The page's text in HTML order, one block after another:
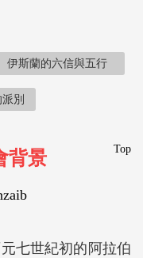
伊斯蘭的六信與五行
別
Top
背景
七世紀初的阿拉伯